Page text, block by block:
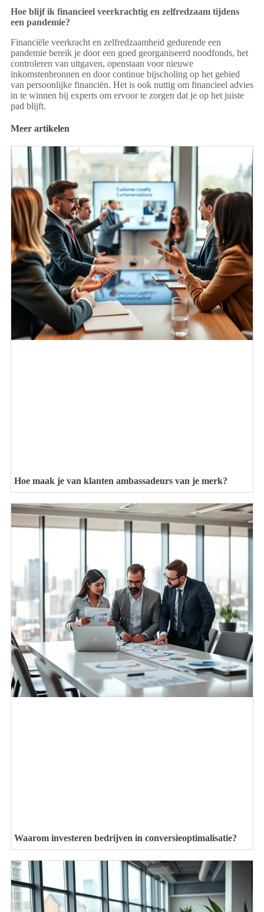
Hoe blijf ik financieel veerkrachtig en zelfredzaam tijdens
een pandemie?
Financiële veerkracht en zelfredzaamheid gedurende een
pandemie bereik je door een goed georganiseerd noodfonds, het
controleren van uitgaven, openstaan voor nieuwe
inkomstenbronnen en door continue bijscholing op het gebied
van persoonlijke financiën. Het is ook nuttig om financieel advies
in te winnen bij experts om ervoor te zorgen dat je op het juiste
pad blijft.
Meer artikelen
Hoe maak je van klanten ambassadeurs van je merk?
Waarom investeren bedrijven in conversieoptimalisatie?